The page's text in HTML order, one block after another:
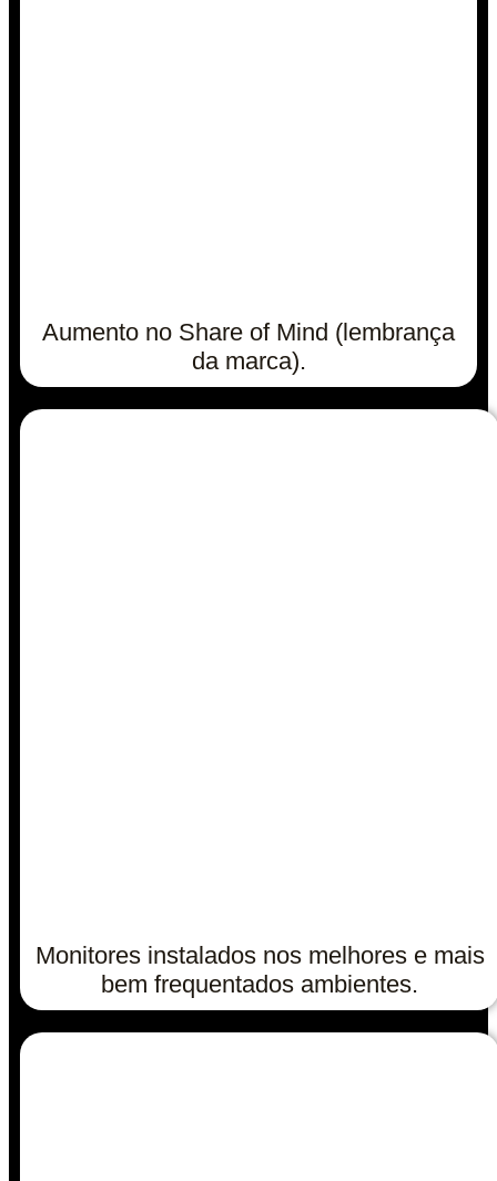
Aumento no Share of Mind (lembrança
da marca).
Monitores instalados nos melhores e mais
bem frequentados ambientes.